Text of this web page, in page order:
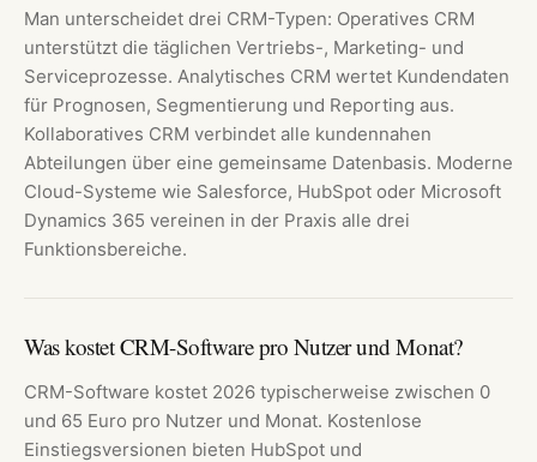
Man unterscheidet drei CRM-Typen: Operatives CRM
unterstützt die täglichen Vertriebs-, Marketing- und
Serviceprozesse. Analytisches CRM wertet Kundendaten
für Prognosen, Segmentierung und Reporting aus.
Kollaboratives CRM verbindet alle kundennahen
Abteilungen über eine gemeinsame Datenbasis. Moderne
Cloud-Systeme wie Salesforce, HubSpot oder Microsoft
Dynamics 365 vereinen in der Praxis alle drei
Funktionsbereiche.
Was kostet CRM-Software pro Nutzer und Monat?
CRM-Software kostet 2026 typischerweise zwischen 0
und 65 Euro pro Nutzer und Monat. Kostenlose
Einstiegsversionen bieten HubSpot und